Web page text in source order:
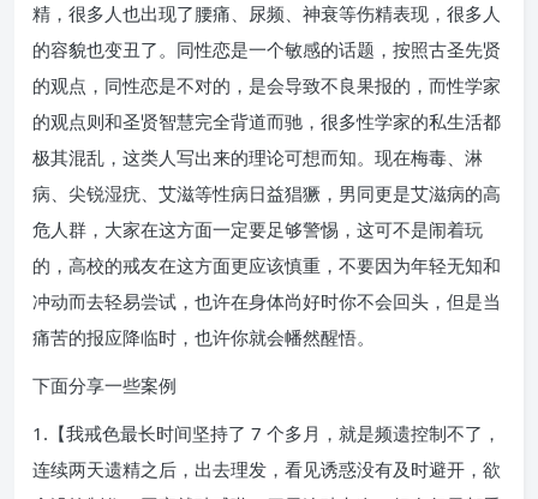
精，很多人也出现了腰痛、尿频、神衰等伤精表现，很多人
的容貌也变丑了。同性恋是一个敏感的话题，按照古圣先贤
的观点，同性恋是不对的，是会导致不良果报的，而性学家
的观点则和圣贤智慧完全背道而驰，很多性学家的私生活都
极其混乱，这类人写出来的理论可想而知。现在梅毒、淋
病、尖锐湿疣、艾滋等性病日益猖獗，男同更是艾滋病的高
危人群，大家在这方面一定要足够警惕，这可不是闹着玩
的，高校的戒友在这方面更应该慎重，不要因为年轻无知和
冲动而去轻易尝试，也许在身体尚好时你不会回头，但是当
痛苦的报应降临时，也许你就会幡然醒悟。
下面分享一些案例
1.【我戒色最长时间坚持了 7 个多月，就是频遗控制不了，
连续两天遗精之后，出去理发，看见诱惑没有及时避开，欲